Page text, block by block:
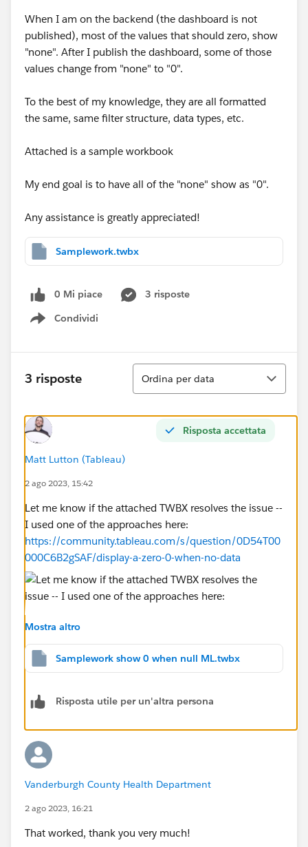
When I am on the backend (the dashboard is not
published), most of the values that should zero, show
"none". After I publish the dashboard, some of those
values change from "none" to "0".
To the best of my knowledge, they are all formatted
the same, same filter structure, data types, etc.
Attached is a sample workbook
My end goal is to have all of the "none" show as "0".
Any assistance is greatly appreciated!
Samplework.twbx
0 Mi piace
3 risposte
Condividi
Show menu
3 risposte
Ordina
Ordina per data
Risposta accettata
Matt Lutton (Tableau)
2 ago 2023, 15:42
Let me know if the attached TWBX resolves the issue --
I used one of the approaches here:
https://community.tableau.com/s/question/0D54T00
000C6B2gSAF/display-a-zero-0-when-no-data
Mostra altro
Samplework show 0 when null ML.twbx
Risposta utile per un'altra persona
Vanderburgh County Health Department
2 ago 2023, 16:21
That worked, thank you very much!